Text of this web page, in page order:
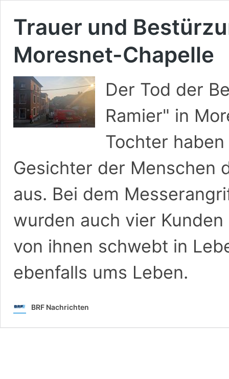
Trauer und
Moresnet-Chapelle
Der Tod der
Ramier" in
Tochter
Gesichter der Menschen
aus. Bei dem
wurden auch vier
von ihnen schwebt in
ebenfalls ums Leben.
BRF Nachrichten